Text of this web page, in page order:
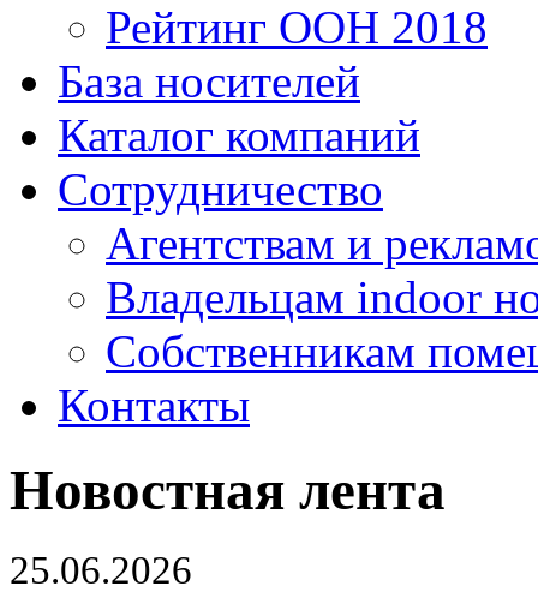
Рейтинг OOH 2018
База носителей
Каталог компаний
Сотрудничество
Агентствам и
Владельцам indoor
Собственникам
Контакты
Новостная лента
25.06.2026